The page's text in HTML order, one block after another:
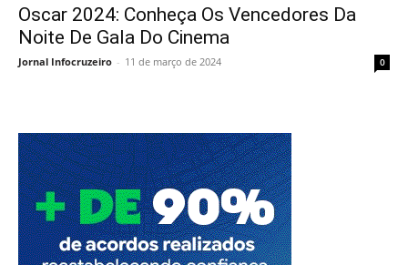
Oscar 2024: Conheça Os Vencedores Da
Noite De Gala Do Cinema
Jornal Infocruzeiro - 11 de março de 2024 0